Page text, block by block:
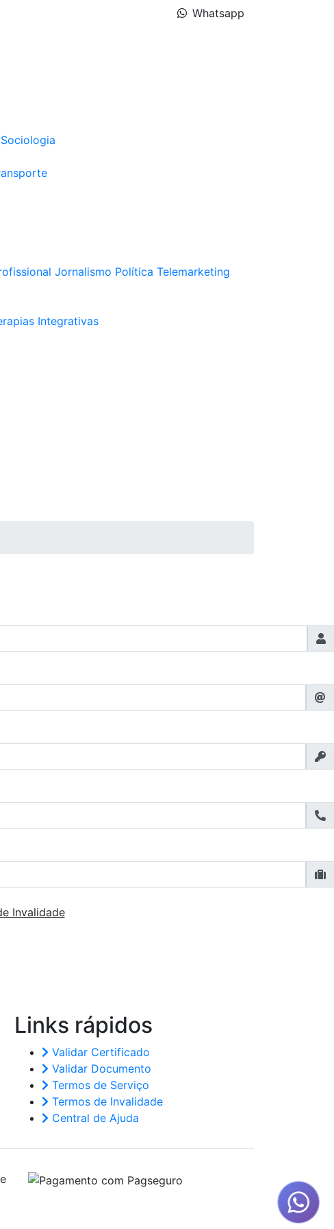
Whatsapp
Sociologia
Jornalismo Política Telemarketing
Integrativas
Invalidade
Links rápidos
Validar Certificado
Validar Documento
Termos de Serviço
Termos de Invalidade
Central de Ajuda